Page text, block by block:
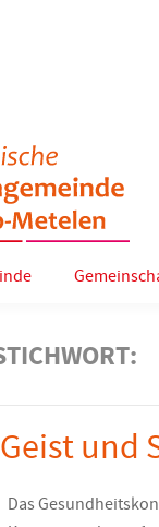
und
Das